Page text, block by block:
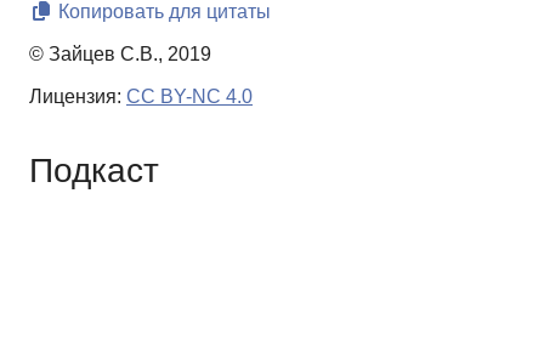
Копировать для цитаты
© Зайцев С.В., 2019
Лицензия: CC BY-NC 4.0
Подкаст